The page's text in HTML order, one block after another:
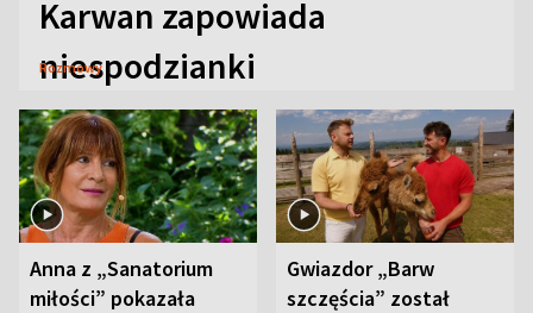
Karwan zapowiada
niespodzianki
Rozmowy
Anna z „Sanatorium
miłości” pokazała
Gwiazdor „Barw
szczęścia” został